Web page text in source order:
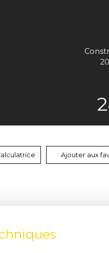
Ajouter aux